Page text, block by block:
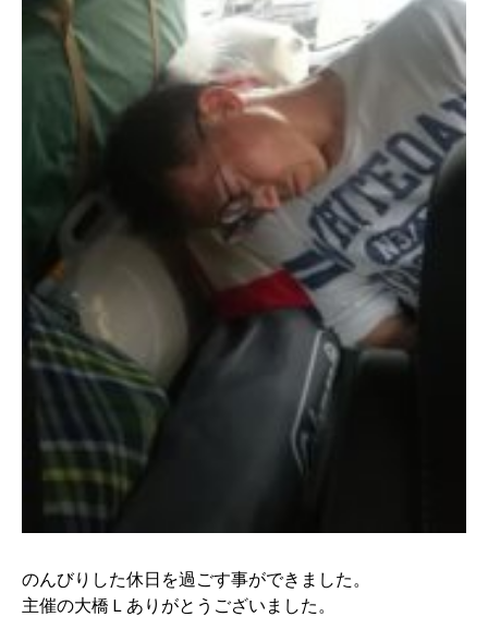
のんびりした休日を過ごす事ができました。
主催の大橋Ｌありがとうございました。